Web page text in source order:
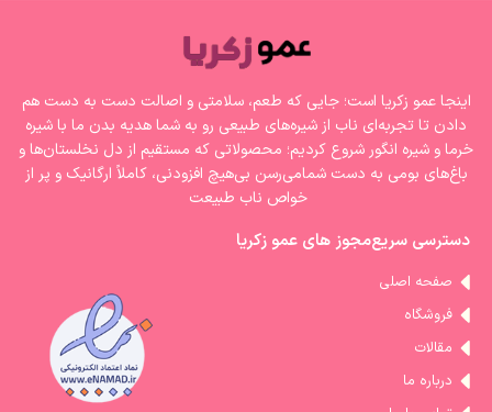
اینجا عمو زکریا است؛ جایی که طعم، سلامتی و اصالت دست به دست هم
دادن تا تجربه‌ای ناب از شیره‌های طبیعی رو به شما هدیه بدن ما با شیره‌
خرما و شیره انگور شروع کردیم؛ محصولاتی که مستقیم از دل نخلستان‌ها و
باغ‌های بومی به دست شمامی‌رسن بی‌هیچ افزودنی، کاملاً ارگانیک و پر از
خواص ناب طبیعت
دسترسی سریعمجوز های عمو زکریا
صفحه اصلی
فروشگاه
مقالات
درباره ما